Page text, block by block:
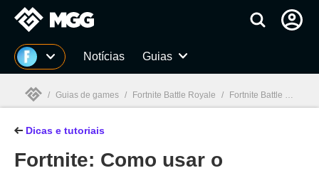
Millenium Notícias Guias
Millenium
/ Guias de games / Fortnite Battle Royale / Fortnite Battle Royale: dicas e guias
Dicas e tutoriais
Fortnite: Como usar o